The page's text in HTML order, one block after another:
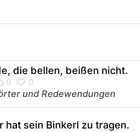
die bellen, beißen nicht.
und Redewendungen
hat sein Binkerl zu tragen.